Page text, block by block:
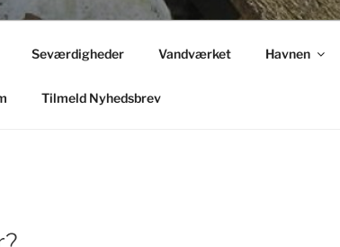
Seværdigheder Vandværket Havnen
Tilmeld Nyhedsbrev